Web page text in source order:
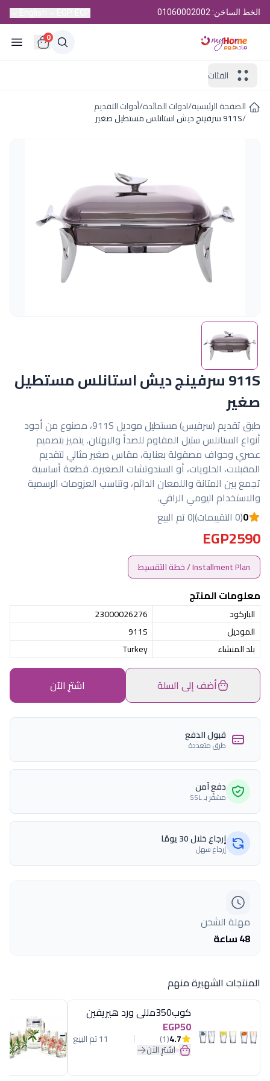
الخط الساخن: 01060002002
0
الفئات
الصفحة الرئيسية/ادوات المائدة/أدوات التقديم
/911S سرفينج ديش استانلس مستطيل صغير
911S سرفينج ديش استانلس مستطيل
صغير
طبق تقديم (سرفيس) مستطيل موديل 911S، مصنوع من أجود
أنواع الستانلس ستيل المقاوم للصدأ والبهتان. يتميز بتصميم
عصري وحواف مصقولة بعناية، مقاس صغير مثالي لتقديم
المقبلات، الحلويات، أو السندوتشات الصغيرة. قطعة أساسية
تجمع بين المتانة واللمعان الدائم، وتناسب العزومات الرسمية
والاستخدام اليومي الراقي.
0(0 التقييمات) |0 تم البيع
EGP2590
Installment Plan / خطة التقسيط
معلومات المنتج
الباركود
23000026276
الموديل
911S
بلد المنشاء
Turkey
أضف إلى السلة اشترِ الآن
قبول الدفع
طرق متعددة
دفع آمن
مشفّر بـ SSL
إرجاع خلال 30 يومًا
إرجاع سهل
مهلة الشحن
48 ساعة
المنتجات الشهيرة منهم
كوب350مللى ورد هيريفين
EGP50
4.7
(1) 11 تم البيع
اشترِ الآن